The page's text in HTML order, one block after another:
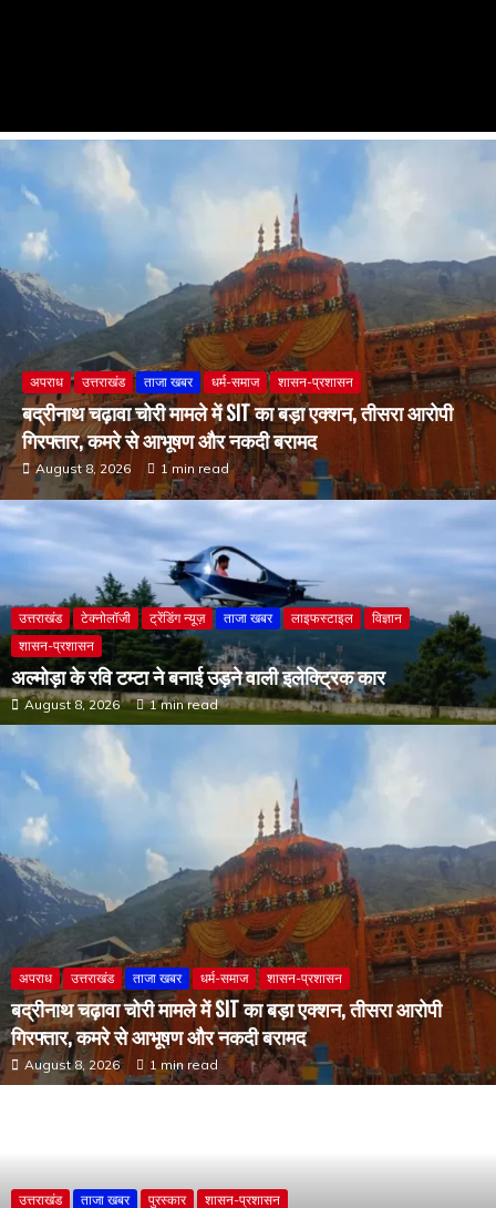
ताजा खबर देहरादून शासन-प्रशासन
नंदा की चौकी पुल मामले में PWD के तीन इंजीनियर सस्पेंड
August 8, 2026 1 min read
उत्तराखंड ट्रेंडिंग न्यूज़
शासन-प्रशासन
अल्मोड़ा के रवि टम्टा ने बनाई उड़ने वाली इलेक्ट्रिक कार
August 8, 2026 1 min read
अपराध उत्तराखंड ताजा खबर धर्म-समाज शासन-प्रशासन
बद्रीनाथ चढ़ावा चोरी मामले में SIT का बड़ा एक्शन, तीसरा आरोपी
गिरफ्तार, कमरे से आभूषण और नकदी बरामद
August 8, 2026 1 min read
8 अगस्त को होगा सम्मान समारोह
August 6, 2026 1 min read